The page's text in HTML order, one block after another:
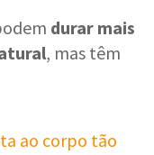
durar mais
, mas têm
ao corpo tão